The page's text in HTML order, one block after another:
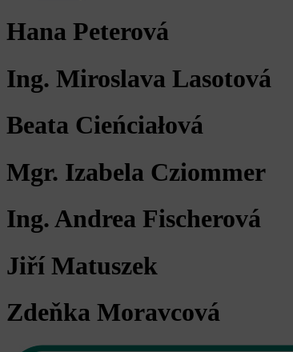
Hana Peterová
Ing. Miroslava Lasotová
Beata Cieńciałová
Mgr. Izabela Cziommer
Ing. Andrea Fischerová
Jiří Matuszek
Zdeňka Moravcová